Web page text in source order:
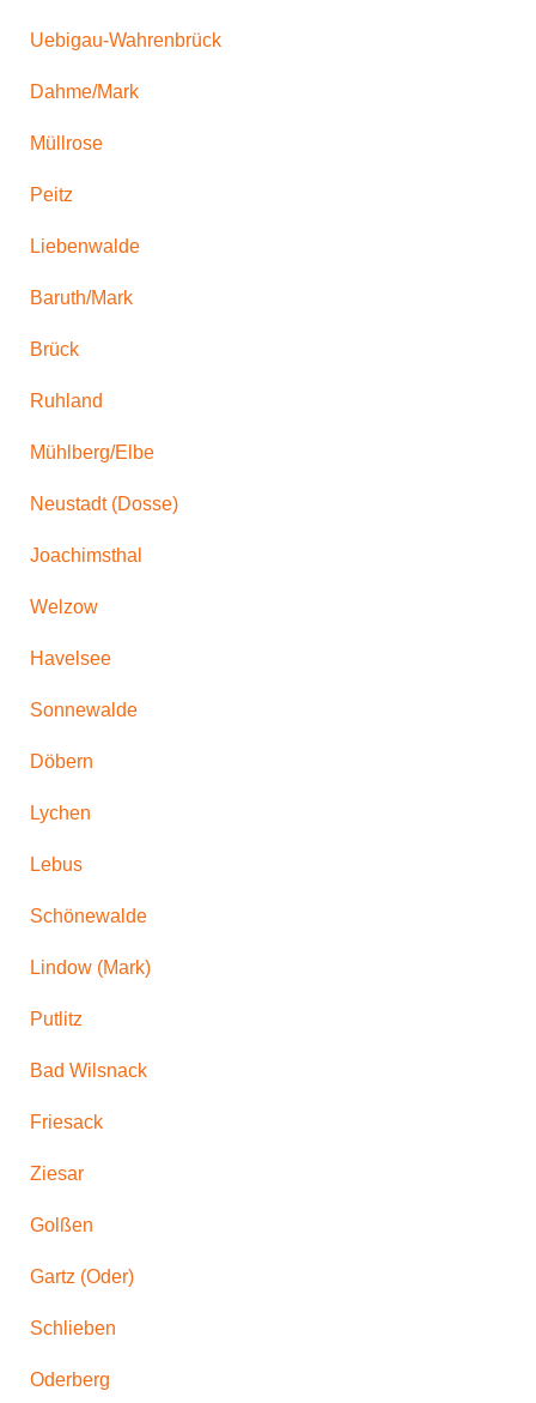
Uebigau-Wahrenbrück
Dahme/Mark
Müllrose
Peitz
Liebenwalde
Baruth/Mark
Brück
Ruhland
Mühlberg/Elbe
Neustadt (Dosse)
Joachimsthal
Welzow
Havelsee
Sonnewalde
Döbern
Lychen
Lebus
Schönewalde
Lindow (Mark)
Putlitz
Bad Wilsnack
Friesack
Ziesar
Golßen
Gartz (Oder)
Schlieben
Oderberg